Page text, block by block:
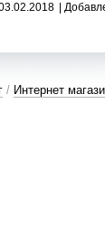
|
/ Интернет